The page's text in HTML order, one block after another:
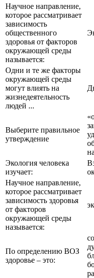
Научное направление,
которое рассматривает
зависимость
общественного
здоровья от факторов
окружающей среды
называется:
Одни и те же факторы
окружающей среды
могут влиять на
жизнедеятельность
людей ...
Выберите правильное
утверждение
Экология человека
изучает:
Научное направление,
которое рассматривает
зависимость здоровья
от факторов
окружающей среды
называется:
По определению ВОЗ
здоровье – это: